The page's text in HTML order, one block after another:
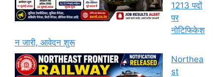
1213 पदों
पर
नोटिफिकेश
न जारी, आवेदन शुरू
Northea
st